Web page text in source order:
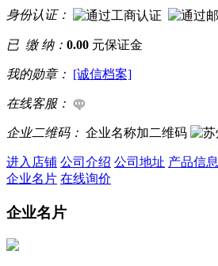
身份认证：
已 缴 纳： 0.00 元保证金
我的勋章： [诚信档案]
在线客服：
企业二维码： 企业名称加二维码
进入店铺 公司介绍 公司地址 产品信息
企业名片 在线询价
企业名片